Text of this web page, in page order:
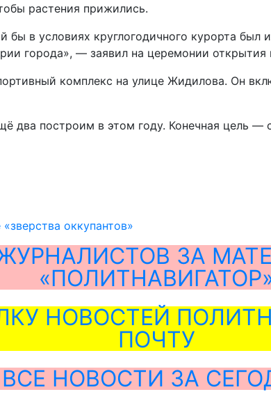
растения прижились.
бы в условиях круглогодичного курорта
города», — заявил на церемонии
комплекс на улице Жидилова. Он
два построим в этом году. Конечная цель
оккупантов»
ЗА
НОВОСТЕЙ
ПОЧТУ
ВСЕ НОВОСТИ ЗА